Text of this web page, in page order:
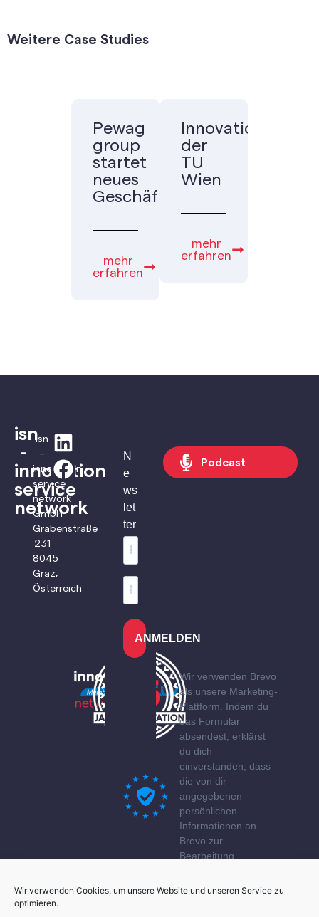
Wir verwenden Cookies, um unsere Website und unseren Service zu
optimieren.
Weitere Case Studies
Pewag
group
startet
neues
Geschäftsfeld
mehr
erfahren
der
TU
Wien
mehr
erfahren
isn
-
innovation
service
network
isn
–
innovation
service
network
GmbH
Grabenstraße
231
8045
Graz,
Österreich
N
e
ws
let
ter
ANMELDEN
Wir verwenden Brevo
als unsere Marketing-
Plattform. Indem du
das Formular
absendest, erklärst
du dich
einverstanden, dass
die von dir
angegebenen
persönlichen
Informationen an
Brevo zur
Bearbeitung
gemäß den
Podcast